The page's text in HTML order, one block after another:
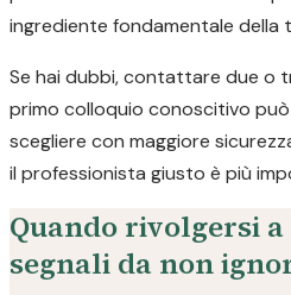
ingrediente fondamentale della
Se hai dubbi, contattare due o
primo colloquio conoscitivo
scegliere con maggiore
il professionista giusto è più
Quando rivolgersi
segnali da non